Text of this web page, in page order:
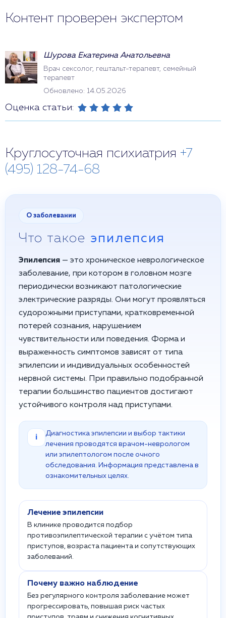
Контент проверен экспертом
Шурова Екатерина Анатольевна
Врач сексолог, гештальт-терапевт, семейный
терапевт
Обновлено: 14.05.2026
Оценка статьи:
Круглосуточная психиатрия +7
(495) 128-74-68
О заболевании
Что такое эпилепсия
Эпилепсия — это хроническое неврологическое
заболевание, при котором в головном мозге
периодически возникают патологические
электрические разряды. Они могут проявляться
судорожными приступами, кратковременной
потерей сознания, нарушением
чувствительности или поведения. Форма и
выраженность симптомов зависят от типа
эпилепсии и индивидуальных особенностей
нервной системы. При правильно подобранной
терапии большинство пациентов достигают
устойчивого контроля над приступами.
i
Диагностика эпилепсии и выбор тактики
лечения проводятся врачом-неврологом
или эпилептологом после очного
обследования. Информация представлена в
ознакомительных целях.
Лечение эпилепсии
В клинике проводится подбор
противоэпилептической терапии с учётом типа
приступов, возраста пациента и сопутствующих
заболеваний.
Почему важно наблюдение
Без регулярного контроля заболевание может
прогрессировать, повышая риск частых